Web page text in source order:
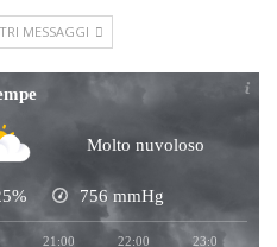
MESSAGGI
Molto nuvoloso
756 mmHg
21:00 22:00 23:00